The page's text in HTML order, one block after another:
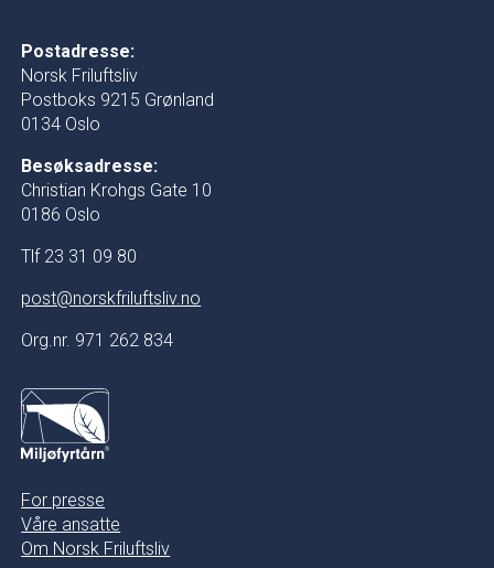
Postadresse:
Norsk Friluftsliv
Postboks 9215 Grønland
0134 Oslo
Besøksadresse:
Christian Krohgs Gate 10
0186 Oslo
Tlf 23 31 09 80
post@norskfriluftsliv.no
Org.nr. 971 262 834
For presse
Våre ansatte
Om Norsk Friluftsliv